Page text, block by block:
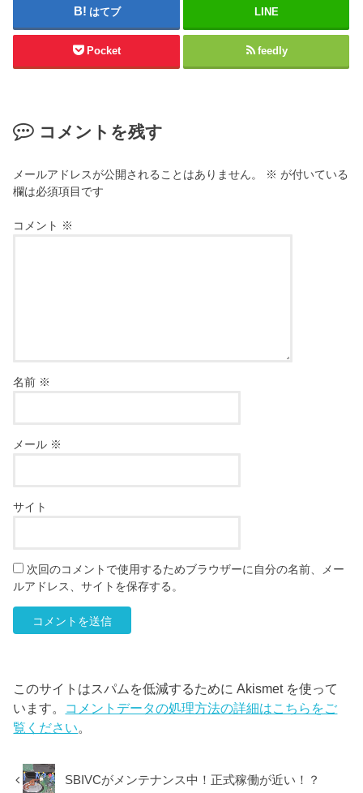
はてブ LINE
Pocket feedly
コメントを残す
メールアドレスが公開されることはありません。 ※ が付いている
欄は必須項目です
コメント ※
名前 ※
メール ※
サイト
次回のコメントで使用するためブラウザーに自分の名前、メー
ルアドレス、サイトを保存する。
このサイトはスパムを低減するために Akismet を使って
います。 コメントデータの処理方法の詳細はこちらをご
覧ください。
SBIVCがメンテナンス中！正式稼働が近い！？